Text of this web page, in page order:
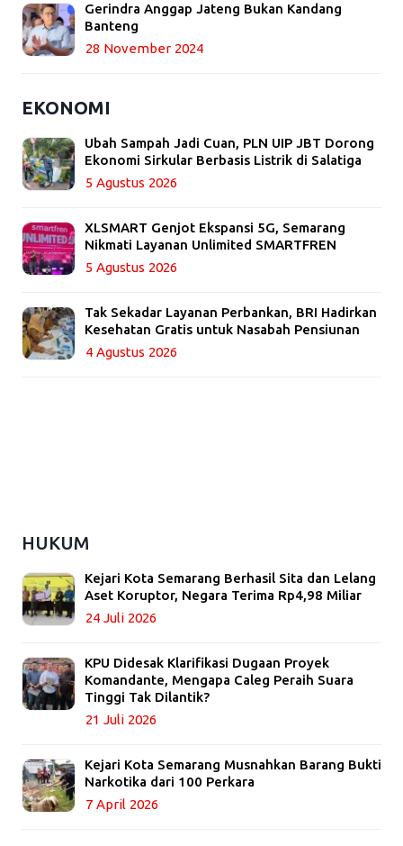
Gerindra Anggap Jateng Bukan Kandang
Banteng
28 November 2024
EKONOMI
Ubah Sampah Jadi Cuan, PLN UIP JBT Dorong
Ekonomi Sirkular Berbasis Listrik di Salatiga
5 Agustus 2026
XLSMART Genjot Ekspansi 5G, Semarang
Nikmati Layanan Unlimited SMARTFREN
5 Agustus 2026
Tak Sekadar Layanan Perbankan, BRI Hadirkan
Kesehatan Gratis untuk Nasabah Pensiunan
4 Agustus 2026
HUKUM
Kejari Kota Semarang Berhasil Sita dan Lelang
Aset Koruptor, Negara Terima Rp4,98 Miliar
24 Juli 2026
KPU Didesak Klarifikasi Dugaan Proyek
Komandante, Mengapa Caleg Peraih Suara
Tinggi Tak Dilantik?
21 Juli 2026
Kejari Kota Semarang Musnahkan Barang Bukti
Narkotika dari 100 Perkara
7 April 2026